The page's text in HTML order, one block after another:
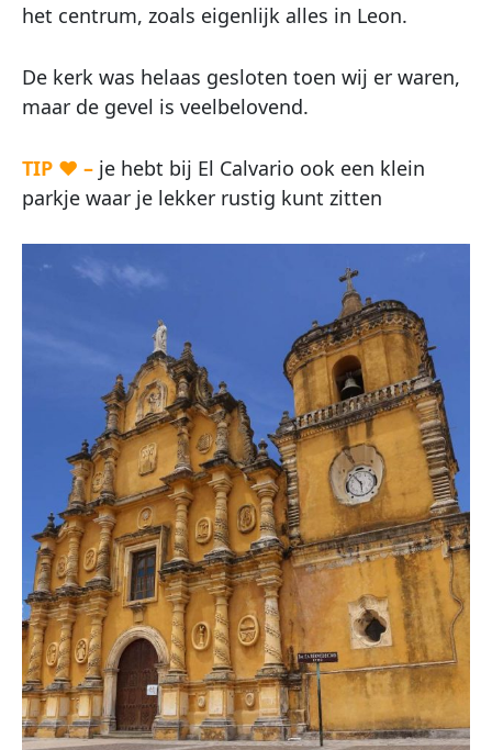
het centrum, zoals eigenlijk alles in Leon.
De kerk was helaas gesloten toen wij er waren,
maar de gevel is veelbelovend.
TIP ♥ – je hebt bij El Calvario ook een klein
parkje waar je lekker rustig kunt zitten